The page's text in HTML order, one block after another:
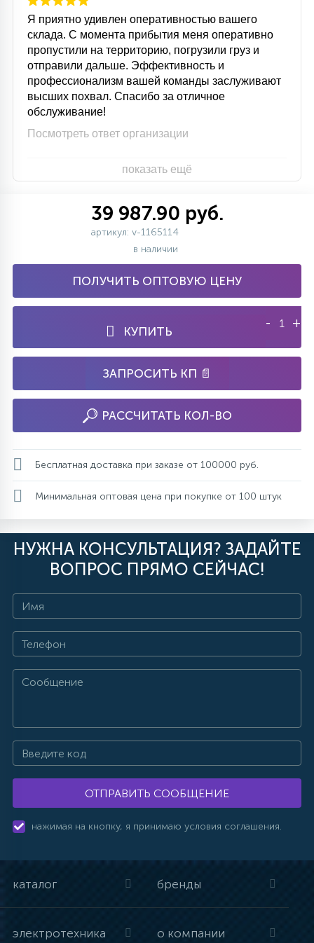
Я приятно удивлен оперативностью вашего
склада. С момента прибытия меня оперативно
пропустили на территорию, погрузили груз и
отправили дальше. Эффективность и
профессионализм вашей команды заслуживают
высших похвал. Спасибо за отличное
обслуживание!
Посмотреть ответ организации
показать ещё
39 987.90 руб.
артикул: v-1165114
в наличии
ПОЛУЧИТЬ ОПТОВУЮ ЦЕНУ
КУПИТЬ
- +
ЗАПРОСИТЬ КП 📄
РАССЧИТАТЬ КОЛ-ВО
Бесплатная доставка при заказе от 100000 руб.
Минимальная оптовая цена при покупке от 100 штук
НУЖНА КОНСУЛЬТАЦИЯ? ЗАДАЙТЕ
ВОПРОС ПРЯМО СЕЙЧАС!
ОТПРАВИТЬ СООБЩЕНИЕ
нажимая на кнопку, я принимаю условия соглашения.
каталог бренды
электротехника о компании